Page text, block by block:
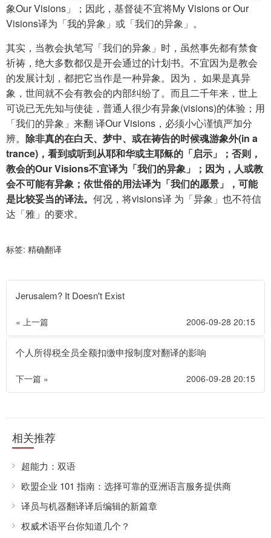
象Our Visions」；因此，基督徒不宜将My Visions or Our
Visions译为「我的异象」或「我们的异象」。
其实，当教会执笔写「我们的异象」时，虽然事先都有禁食
祈祷，绝大多数都仅是开会通过的计划书。不宜因为是教会
的发展计划，都把它当作是一种异象。因为， 如果是真异
象，世间就不会有教会的内部纠纷了。而且二千年来，世上
可说已无先知与使徒，普通人很少有异象(visions)的体验；用
「我们的异象」来翻 译Our Visions，必须小心谨慎严加分
辨。 除非真的在白天、梦中、或在祷告的时候魂游象外(in a
trance)，看到或听到从耶和华或主耶稣的「启示」；否则，
教会的Our Visions不宜译为「我们的异象」；因为，人或教
会不可能有异象；依世俗的用法译为「我们的愿景」，可能
是比较妥当的译法。 何况，将visions译 为「异象」也不符信
达「雅」的要求。
标签: 精确翻译
Jerusalem? It Doesn't Exist
« 上一篇 2006-09-28 20:15
个人所得税全员全额扣缴申报制度对翻译的影响
下一篇 » 2006-09-28 20:15
相关推荐
超能力：双语
欧盟企业 101 指南：选择可靠的亚洲语言服务提供商
译员与机器翻译译后编辑的新篇章
权威术语平台你知道几个？